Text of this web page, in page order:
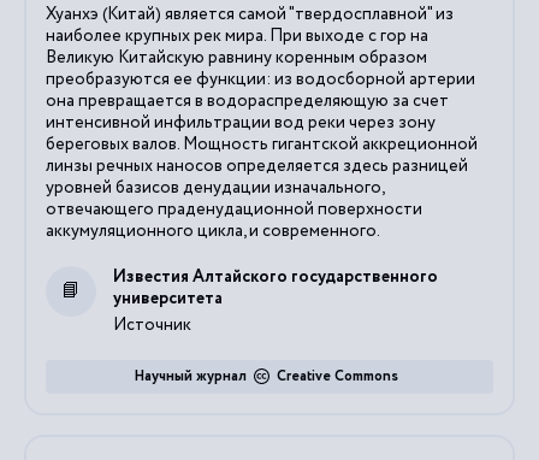
Хуанхэ (Китай) является самой "твердосплавной" из
наиболее крупных рек мира. При выходе с гор на
Великую Китайскую равнину коренным образом
преобразуются ее функции: из водосборной артерии
она превращается в водораспределяющую за счет
интенсивной инфильтрации вод реки через зону
береговых валов. Мощность гигантской аккреционной
линзы речных наносов определяется здесь разницей
уровней базисов денудации изначального,
отвечающего праденудационной поверхности
аккумуляционного цикла, и современного.
Источник
Известия Алтайского государственного
университета
Creative Commons
Научный журнал